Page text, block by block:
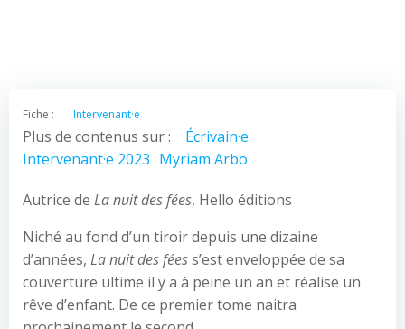
Fiche : Intervenant·e
Plus de contenus sur :
Écrivain·e
Intervenant·e 2023 Myriam Arbo
Autrice de La nuit des fées, Hello éditions
Niché au fond d’un tiroir depuis une dizaine
d’années, La nuit des féess’est enveloppée de sa
couverture ultime il y a à peine un an et réalise un
rêve d’enfant. De ce premier tome naitra